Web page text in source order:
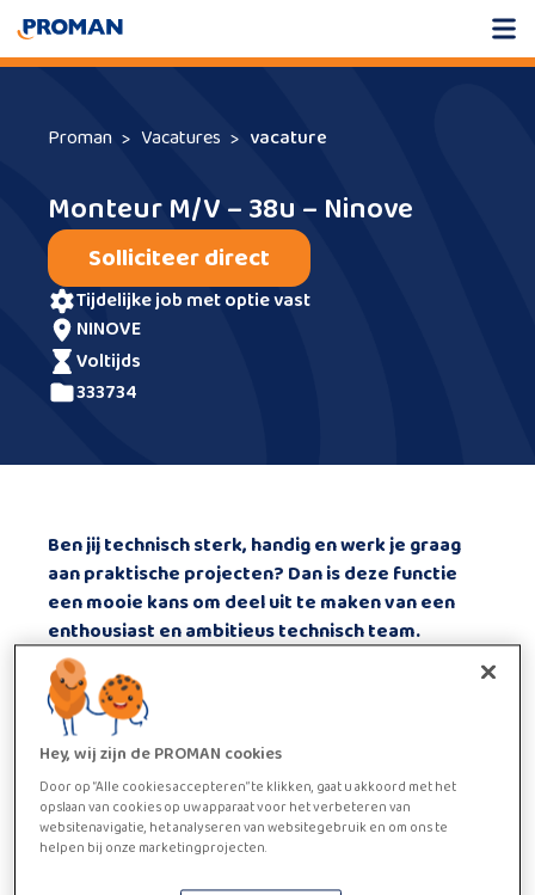
Proman Vacatures vacature
Monteur M/V – 38u – Ninove
Solliciteer direct
tijdelijke job met optie vast
NINOVE
voltijds
333734
Ben jij technisch sterk, handig en werk je graag
aan praktische projecten? Dan is deze functie
een mooie kans om deel uit te maken van een
enthousiast en ambitieus technisch team.
Je monteert inrichtingen in bestelwagens,
plaatst accessoires en werkt zowel in het atelier
als op verplaatsing. Je krijgt afwisseling,
verantwoordelijkheid en een opleiding om
helemaal te groeien in je rol.
Functie beschrijving
Inrichtingen monteren
Hey, wij zijn de PROMAN cookies
Door op “Alle cookies accepteren” te klikken, gaat u akkoord met het
opslaan van cookies op uw apparaat voor het verbeteren van
websitenavigatie, het analyseren van websitegebruik en om ons te
helpen bij onze marketingprojecten.